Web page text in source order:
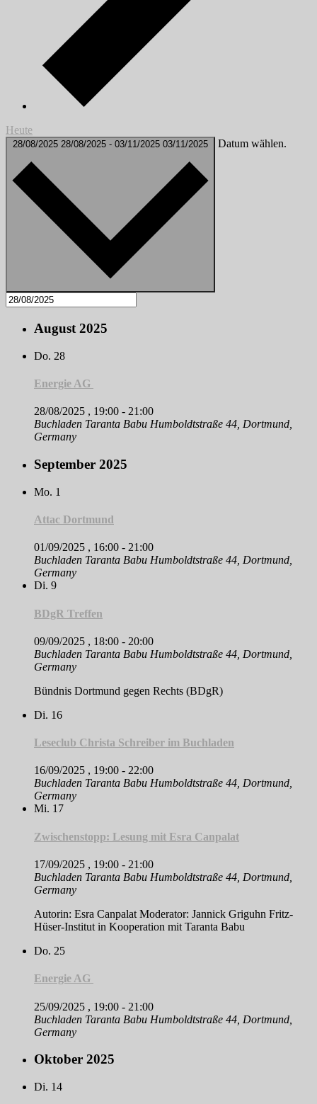
Heute
28/08/2025 28/08/2025 - 03/11/2025 03/11/2025 Datum wählen.
August 2025
Do. 28
Energie AG
28/08/2025 , 19:00 - 21:00
Buchladen Taranta Babu Humboldtstraße 44, Dortmund,
Germany
September 2025
Mo. 1
Attac Dortmund
01/09/2025 , 16:00 - 21:00
Buchladen Taranta Babu Humboldtstraße 44, Dortmund,
Germany
Di. 9
BDgR Treffen
09/09/2025 , 18:00 - 20:00
Buchladen Taranta Babu Humboldtstraße 44, Dortmund,
Germany
Bündnis Dortmund gegen Rechts (BDgR)
Di. 16
Leseclub Christa Schreiber im Buchladen
16/09/2025 , 19:00 - 22:00
Buchladen Taranta Babu Humboldtstraße 44, Dortmund,
Germany
Mi. 17
Zwischenstopp: Lesung mit Esra Canpalat
17/09/2025 , 19:00 - 21:00
Buchladen Taranta Babu Humboldtstraße 44, Dortmund,
Germany
Autorin: Esra Canpalat Moderator: Jannick Griguhn Fritz-
Hüser-Institut in Kooperation mit Taranta Babu
Do. 25
Energie AG
25/09/2025 , 19:00 - 21:00
Buchladen Taranta Babu Humboldtstraße 44, Dortmund,
Germany
Oktober 2025
Di. 14